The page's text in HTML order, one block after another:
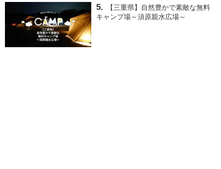
【三重県】自然豊かで素敵な無料
キャンプ場～須原親水広場～